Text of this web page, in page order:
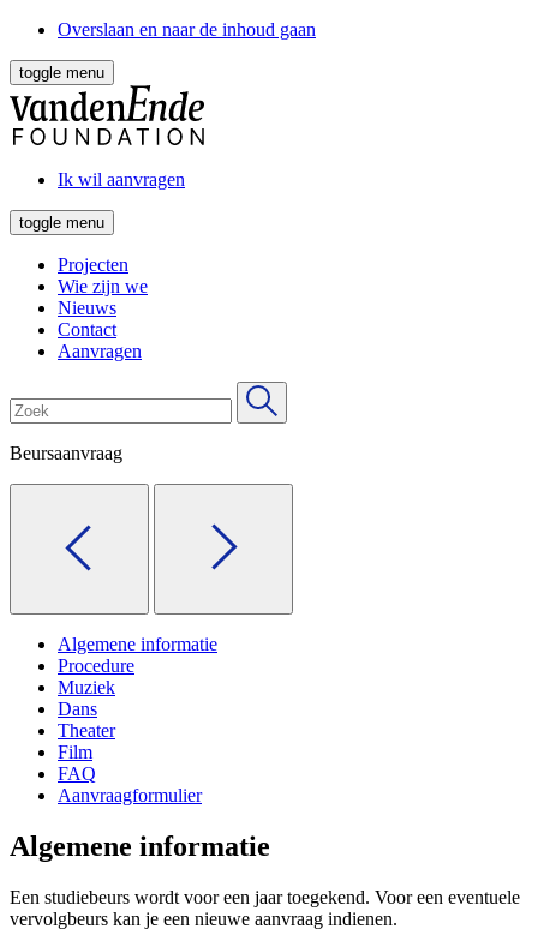
Overslaan en naar de inhoud gaan
toggle menu
Ik wil aanvragen
toggle menu
Projecten
Wie zijn we
Nieuws
Contact
Aanvragen
Beursaanvraag
Algemene informatie
Procedure
Muziek
Dans
Theater
Film
FAQ
Aanvraagformulier
Algemene informatie
Een studiebeurs wordt voor een jaar toegekend. Voor een eventuele
vervolgbeurs kan je een nieuwe aanvraag indienen.